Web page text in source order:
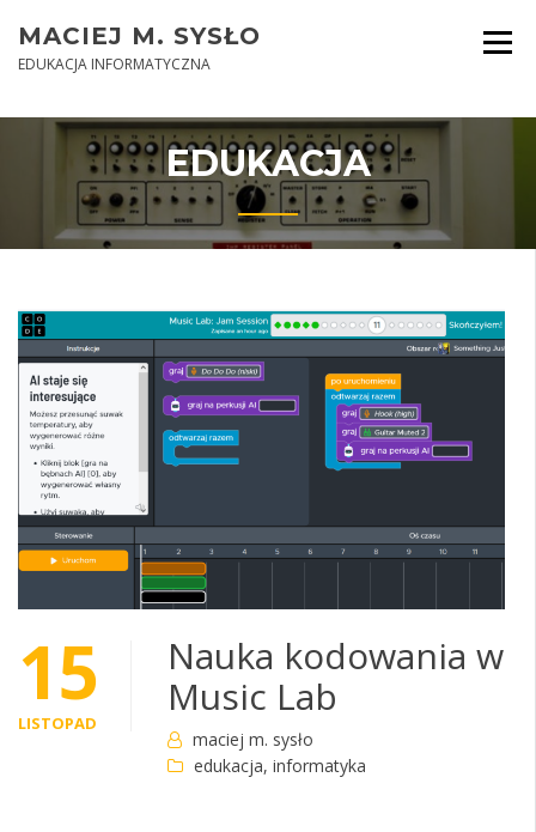
content
MACIEJ M. SYSŁO
EDUKACJA INFORMATYCZNA
EDUKACJA
15
LISTOPAD
Nauka kodowania w
Music Lab
maciej m. sysło
edukacja, informatyka